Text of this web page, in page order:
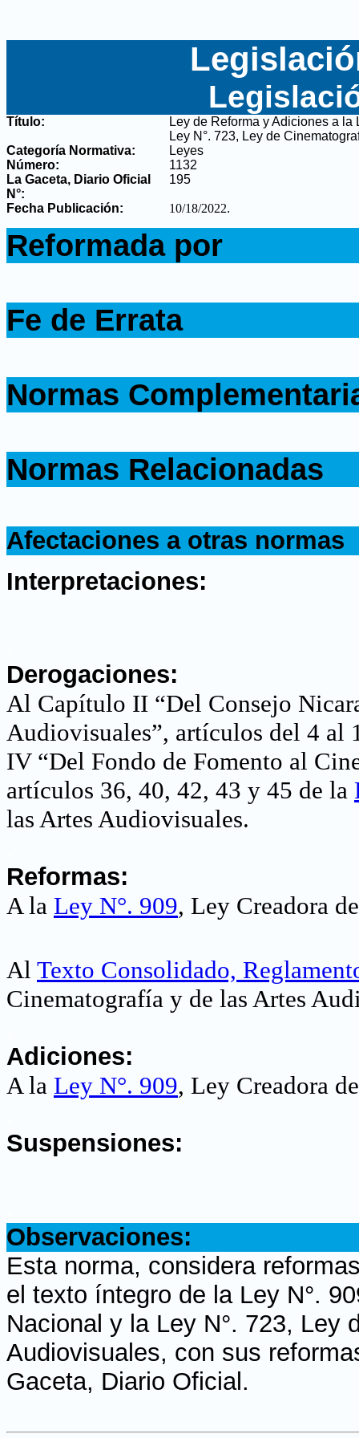
Título:
Ley de Reforma y Adiciones a
Ley N°. 723, Ley de
Categoría Normativa:
Leyes
Número:
1132
La Gaceta, Diario Oficial
N°:
195
Fecha Publicación: 10/18/2022.
Reformada por
Fe de Errata
Normas
Normas Relacionadas
Afectaciones a otras normas
Interpretaciones:
Derogaciones:
Al Capítulo II “Del Consejo
Audiovisuales”, artículos del 4
IV “Del Fondo de Fomento al
artículos 36, 40, 42, 43 y 45 de la
las Artes Audiovisuales.
Reformas:
A la Ley N°. 909, Ley Creadora
Al Texto Consolidado,
Cinematografía y de las Artes
Adiciones:
A la Ley N°. 909, Ley Creadora
Suspensiones:
Observaciones:
Esta norma, considera
el texto íntegro de la Ley N°.
Nacional y la Ley N°. 723, Ley
Audiovisuales, con sus
Gaceta, Diario Oficial.